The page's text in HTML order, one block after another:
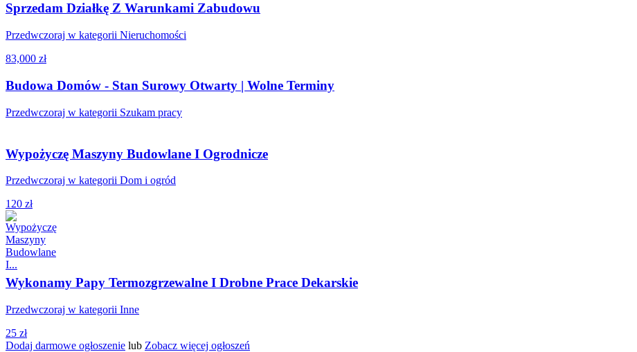
Sprzedam Działkę Z Warunkami Zabudowu
Przedwczoraj w kategorii Nieruchomości
83,000 zł
Budowa Domów - Stan Surowy Otwarty | Wolne Terminy
Przedwczoraj w kategorii Szukam pracy
Wypożyczę Maszyny Budowlane I Ogrodnicze
Przedwczoraj w kategorii Dom i ogród
120 zł
Wykonamy Papy Termozgrzewalne I Drobne Prace Dekarskie
Przedwczoraj w kategorii Inne
25 zł
Dodaj darmowe ogłoszenie lub Zobacz więcej ogłoszeń